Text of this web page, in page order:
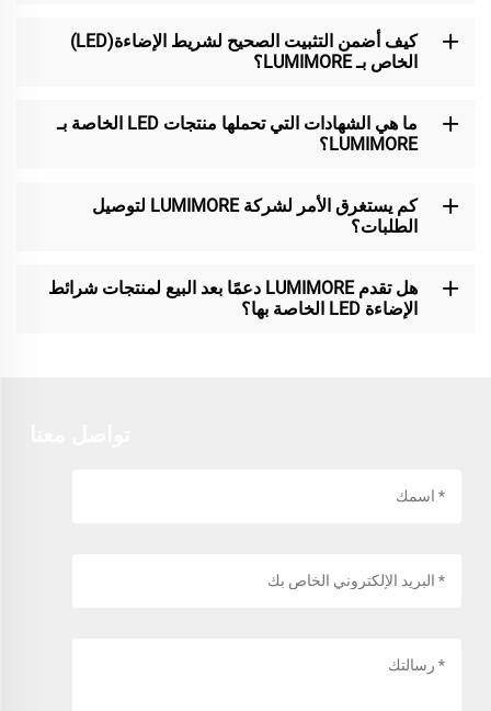
كيف أضمن التثبيت الصحيح لشريط الإضاءة(LED)
الخاص بـ LUMIMORE؟
ما هي الشهادات التي تحملها منتجات LED الخاصة بـ
LUMIMORE؟
كم يستغرق الأمر لشركة LUMIMORE لتوصيل
الطلبات؟
هل تقدم LUMIMORE دعمًا بعد البيع لمنتجات شرائط
الإضاءة LED الخاصة بها؟